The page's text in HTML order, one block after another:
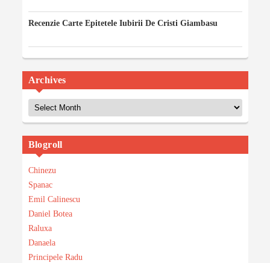
Recenzie Carte Epitetele Iubirii De Cristi Giambasu
Archives
Archives
Blogroll
Chinezu
Spanac
Emil Calinescu
Daniel Botea
Raluxa
Danaela
Principele Radu